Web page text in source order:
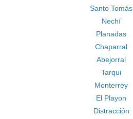
Santo Tomás
Nechí
Planadas
Chaparral
Abejorral
Tarqui
Monterrey
El Playon
Distracción